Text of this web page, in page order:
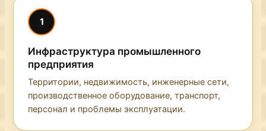
1
Инфраструктура промышленного
предприятия
Территории, недвижимость, инженерные сети,
производственное оборудование, транспорт,
персонал и проблемы эксплуатации.